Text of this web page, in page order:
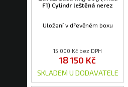
F1) Cylindr leštěná nerez
Uložení v dřevěném boxu
15 000 Kč bez DPH
18 150 Kč
SKLADEM U DODAVATELE